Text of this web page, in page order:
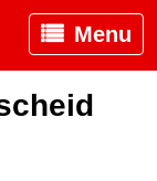
Menu